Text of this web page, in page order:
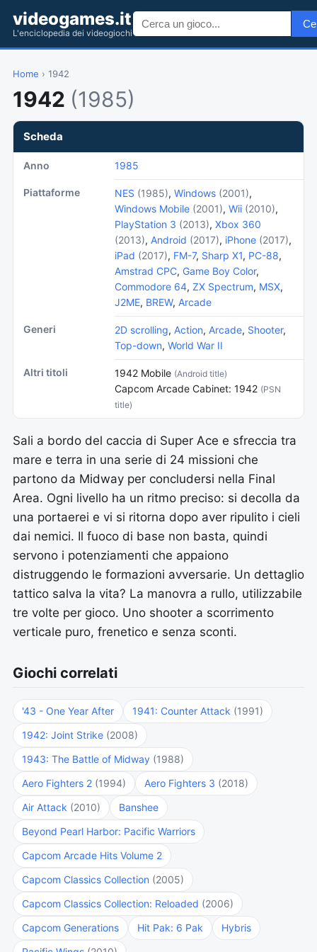
videogames.it
L'enciclopedia dei videogiochi
Home › 1942
1942 (1985)
Scheda
Anno 1985
Piattaforme NES (1985), Windows (2001),
Windows Mobile (2001), Wii (2010),
PlayStation 3 (2013), Xbox 360
(2013), Android (2017), iPhone (2017),
iPad (2017), FM-7, Sharp X1, PC-88,
Amstrad CPC, Game Boy Color,
Commodore 64, ZX Spectrum, MSX,
J2ME, BREW, Arcade
Generi 2D scrolling, Action, Arcade, Shooter,
Top-down, World War II
Altri titoli 1942 Mobile (Android title)
Capcom Arcade Cabinet: 1942 (PSN
title)
Sali a bordo del caccia di Super Ace e sfreccia tra
mare e terra in una serie di 24 missioni che
partono da Midway per concludersi nella Final
Area. Ogni livello ha un ritmo preciso: si decolla da
una portaerei e vi si ritorna dopo aver ripulito i cieli
dai nemici. Il fuoco di base non basta, quindi
servono i potenziamenti che appaiono
distruggendo le formazioni avversarie. Un dettaglio
tattico salva la vita? La manovra a rullo, utilizzabile
tre volte per gioco. Uno shooter a scorrimento
verticale puro, frenetico e senza sconti.
Giochi correlati
'43 - One Year After 1941: Counter Attack (1991)
1942: Joint Strike (2008)
1943: The Battle of Midway (1988)
Aero Fighters 2 (1994) Aero Fighters 3 (2018)
Air Attack (2010)
Banshee
Beyond Pearl Harbor: Pacific Warriors
Capcom Arcade Hits Volume 2
Capcom Classics Collection (2005)
Capcom Classics Collection: Reloaded (2006)
Capcom Generations
Hit Pak: 6 Pak
Hybris